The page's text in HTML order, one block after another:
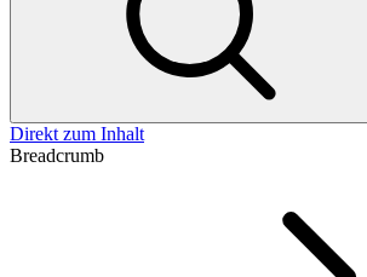
Direkt zum Inhalt
Breadcrumb